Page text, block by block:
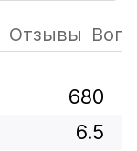
Отзывы
680
6.5